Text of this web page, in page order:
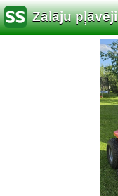
Zālāju pļāvēji